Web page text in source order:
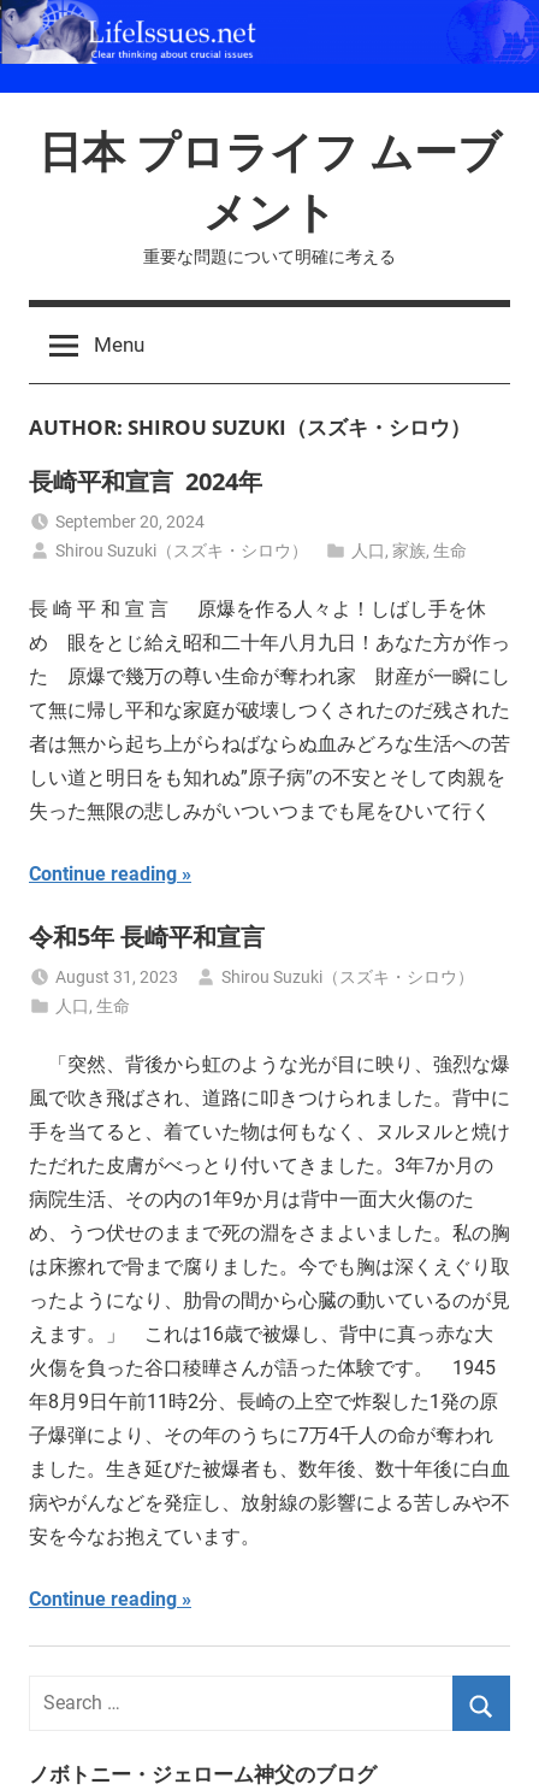
Skip
to
日本 プロライフ ムーブ
メント
重要な問題について明確に考える
Menu
AUTHOR: SHIROU SUZUKI（スズキ・シロウ）
長崎平和宣言 2024年
September 20, 2024
Shirou Suzuki（スズキ・シロウ）
人口,家族,生命
長 崎 平 和 宣 言 原爆を作る人々よ！しばし手を休
め 眼をとじ給え昭和二十年八月九日！あなた方が作っ
た 原爆で幾万の尊い生命が奪われ家 財産が一瞬にし
て無に帰し平和な家庭が破壊しつくされたのだ残された
者は無から起ち上がらねばならぬ血みどろな生活への苦
しい道と明日をも知れぬ”原子病″の不安とそして肉親を
失った無限の悲しみがいついつまでも尾をひいて行く
Continue reading
令和5年 長崎平和宣言
August 31, 2023
Shirou Suzuki（スズキ・シロウ）
人口,生命
「突然、背後から虹のような光が目に映り、強烈な爆
風で吹き飛ばされ、道路に叩きつけられました。背中に
手を当てると、着ていた物は何もなく、ヌルヌルと焼け
ただれた皮膚がべっとり付いてきました。3年7か月の
病院生活、その内の1年9か月は背中一面大火傷のた
め、うつ伏せのままで死の淵をさまよいました。私の胸
は床擦れで骨まで腐りました。今でも胸は深くえぐり取
ったようになり、肋骨の間から心臓の動いているのが見
えます。」 これは16歳で被爆し、背中に真っ赤な大
火傷を負った谷口稜曄さんが語った体験です。 1945
年8月9日午前11時2分、長崎の上空で炸裂した1発の原
子爆弾により、その年のうちに7万4千人の命が奪われ
ました。生き延びた被爆者も、数年後、数十年後に白血
病やがんなどを発症し、放射線の影響による苦しみや不
安を今なお抱えています。
Continue reading
ノボトニー・ジェローム神父のブログ